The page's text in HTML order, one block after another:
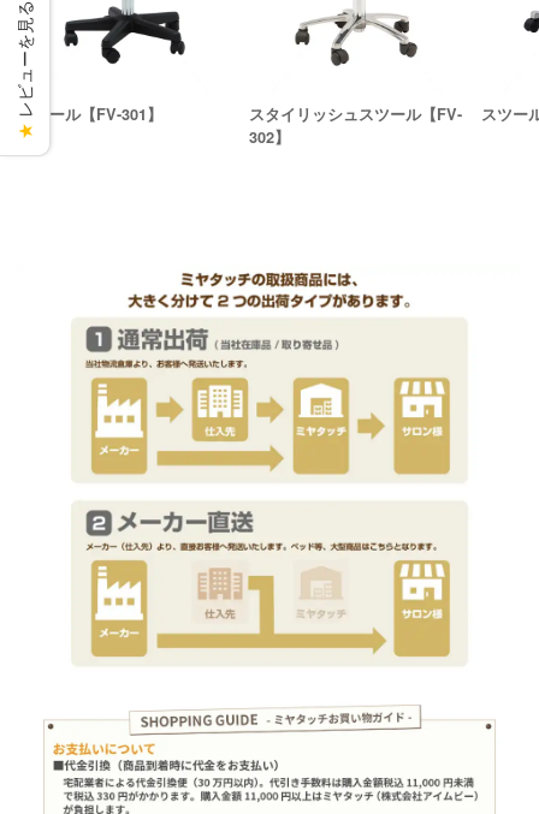
スツール【FV-301】
スタイリッシュスツール【FV-
302】
スツー
★
レビューを見る